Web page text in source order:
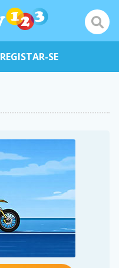
REGISTAR-SE